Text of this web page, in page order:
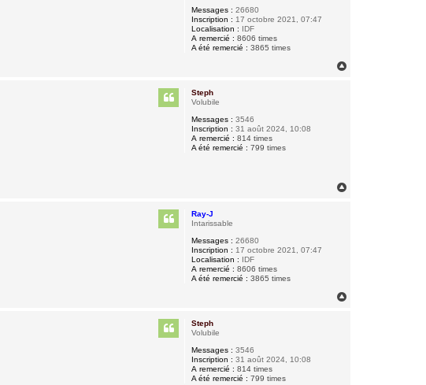
Messages : 26680
Inscription : 17 octobre 2021, 07:47
Localisation : IDF
A remercié : 8606 times
A été remercié : 3865 times
Steph
Volubile
Messages : 3546
Inscription : 31 août 2024, 10:08
A remercié : 814 times
A été remercié : 799 times
Ray-J
Intarissable
Messages : 26680
Inscription : 17 octobre 2021, 07:47
Localisation : IDF
A remercié : 8606 times
A été remercié : 3865 times
Steph
Volubile
Messages : 3546
Inscription : 31 août 2024, 10:08
A remercié : 814 times
A été remercié : 799 times